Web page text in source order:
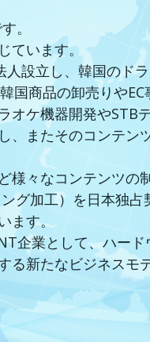
。
ています。
設立し、韓国のド
商品の卸売りやEC
オケ機器開発やSTB
、またそのコンテ
様々なコンテンツ
グ加工）を日本独
ます。
企業として、ハー
る新たなビジネス